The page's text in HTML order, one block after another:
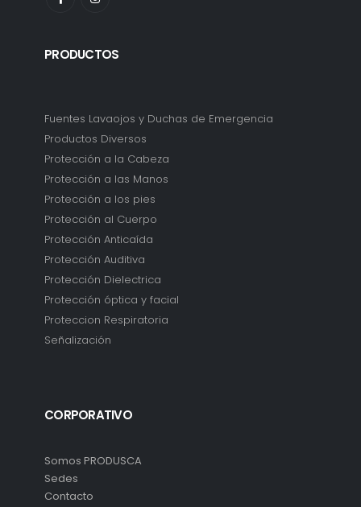
PRODUCTOS
Fuentes Lavaojos y Duchas de Emergencia
Productos Diversos
Protección a la Cabeza
Protección a las Manos
Protección a los pies
Protección al Cuerpo
Protección Anticaída
Protección Auditiva
Protección Dielectrica
Protección óptica y facial
Proteccion Respiratoria
Señalización
CORPORATIVO
Somos PRODUSCA
Sedes
Contacto